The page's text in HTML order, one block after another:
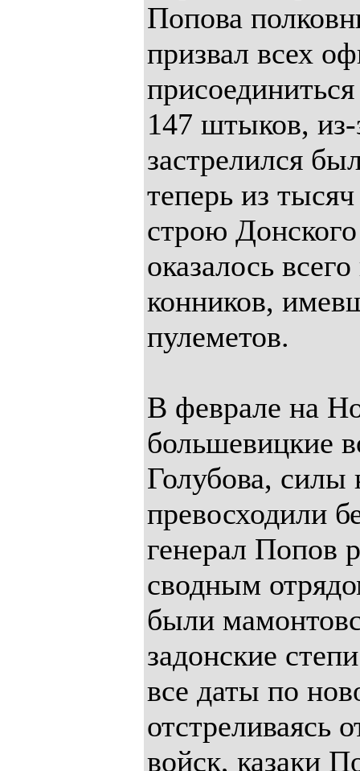
Попова
призвал всех
147 штыков,
застрелился
теперь из
строю
оказалось
конников,
пулеметов.
В феврале на
большевицкие
Голубова, силы
превосходили
генерал Попов
сводным
были
задонские
все даты по
отстреливаясь
войск, казаки